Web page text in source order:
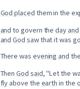
God placed them in the
and to govern theday and
and God sawthat it was
There was evening and
ThenGod said, "Let the
fly above the earth in the